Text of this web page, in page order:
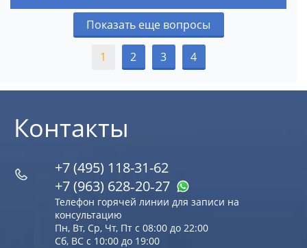
Показать еще вопросы
1 2 3 4
Контакты
+7 (495) 118-31-62
+7 (963) 628‑20‑27
Телефон горячей линии для записи на
консультацию
Пн, Вт, Ср, Чт, Пт с 08:00 до 22:00
Сб, ВС с 10:00 до 19:00